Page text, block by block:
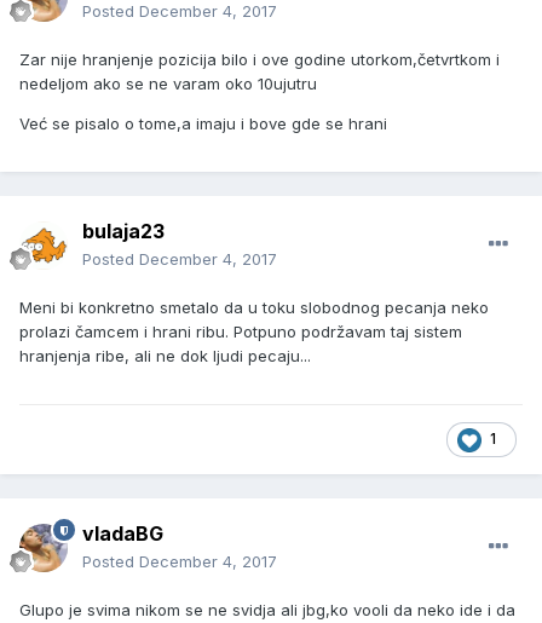
Posted December 4, 2017
Zar nije hranjenje pozicija bilo i ove godine utorkom,četvrtkom i
nedeljom ako se ne varam oko 10ujutru
Već se pisalo o tome,a imaju i bove gde se hrani
bulaja23
Posted December 4, 2017
Meni bi konkretno smetalo da u toku slobodnog pecanja neko
prolazi čamcem i hrani ribu. Potpuno podržavam taj sistem
hranjenja ribe, ali ne dok ljudi pecaju...
1
vladaBG
Posted December 4, 2017
Glupo je svima nikom se ne svidja ali jbg,ko vooli da neko ide i da